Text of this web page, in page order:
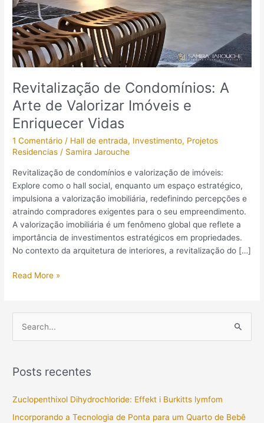
Revitalização de Condomínios: A
Arte de Valorizar Imóveis e
Enriquecer Vidas
1 Comentário / Hall de entrada, Investimento, Projetos
Residencias / Samira Jarouche
Revitalização de condomínios e valorização de imóveis:
Explore como o hall social, enquanto um espaço estratégico,
impulsiona a valorização imobiliária, redefinindo percepções e
atraindo compradores exigentes para o seu empreendimento.
A valorização imobiliária é um fenômeno global que reflete a
importância de investimentos estratégicos em propriedades.
No contexto da arquitetura de interiores, a revitalização do […]
Enriquecer
Vidas
Read More »
qPosts recentes
Zuclopenthixol Dihydrochloride: Effekt i Burkitts lymfom
Incorporando a Tecnologia de Ponta para um Quarto de Bebê